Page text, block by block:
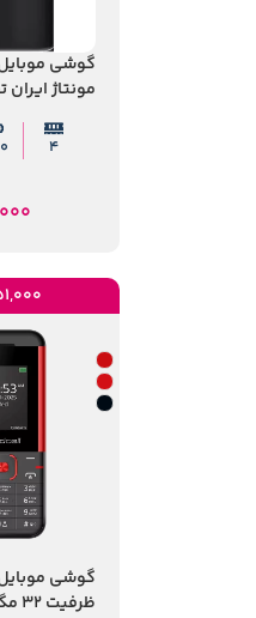
مونتاژ
۴
ظرفیت 32 مگابایت رم 32 مگابایت
251,000